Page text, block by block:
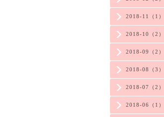
2018-11（1）
2018-10（2）
2018-09（2）
2018-08（3）
2018-07（2）
2018-06（1）